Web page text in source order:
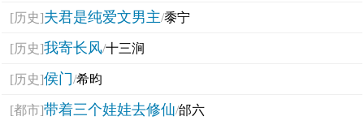
[历史]夫君是纯爱文男主/黍宁
[历史]我寄长风/十三涧
[历史]侯门/希昀
[都市]带着三个娃娃去修仙/邰六